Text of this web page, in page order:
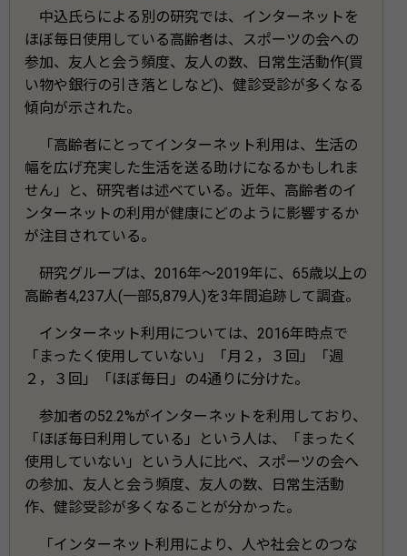
中込氏らによる別の研究では、インターネットを
ほぼ毎日使用している高齢者は、スポーツの会への
参加、友人と会う頻度、友人の数、日常生活動作(買
い物や銀行の引き落としなど)、健診受診が多くなる
傾向が示された。
「高齢者にとってインターネット利用は、生活の
幅を広げ充実した生活を送る助けになるかもしれま
せん」と、研究者は述べている。近年、高齢者のイ
ンターネットの利用が健康にどのように影響するか
が注目されている。
研究グループは、2016年～2019年に、65歳以上の
高齢者4,237人(一部5,879人)を3年間追跡して調査。
インターネット利用については、2016年時点で
「まったく使用していない」「月２，３回」「週
２，３回」「ほぼ毎日」の4通りに分けた。
参加者の52.2%がインターネットを利用しており、
「ほぼ毎日利用している」という人は、「まったく
使用していない」という人に比べ、スポーツの会へ
の参加、友人と会う頻度、友人の数、日常生活動
作、健診受診が多くなることが分かった。
「インターネット利用により、人や社会とのつな